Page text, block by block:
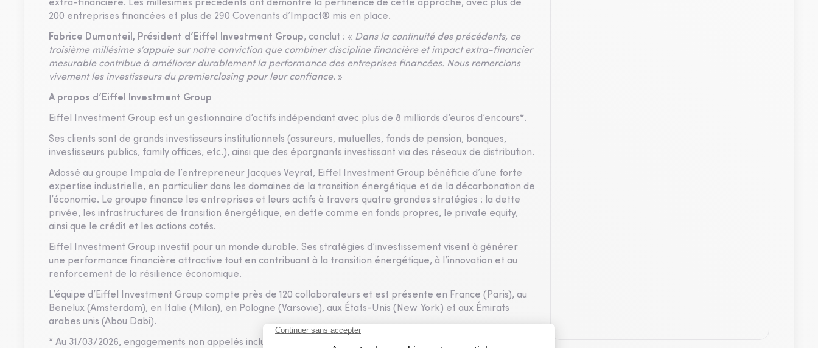
extra-financière. Les millésimes précédents ont démontré la pertinence de cette approche, avec plus de
200 entreprises financées et plus de 290 Covenants d’Impact® mis en place.
Fabrice Dumonteil, Président d’Eiffel Investment Group, conclut : « Dans la continuité des précédents, ce
troisième millésime s’appuie sur notre conviction que combiner discipline financière et impact extra-financier
mesurable contribue à améliorer durablement la performance des entreprises financées. Nous remercions
vivement les investisseurs du premierclosing pour leur confiance. »
A propos d’Eiffel Investment Group
Eiffel Investment Group est un gestionnaire d’actifs indépendant avec plus de 8 milliards d’euros d’encours*.
Ses clients sont de grands investisseurs institutionnels (assureurs, mutuelles, fonds de pension, banques,
investisseurs publics, family offices, etc.), ainsi que des épargnants investissant via des réseaux de distribution.
Adossé au groupe Impala de l’entrepreneur Jacques Veyrat, Eiffel Investment Group bénéficie d’une forte
expertise industrielle, en particulier dans les domaines de la transition énergétique et de la décarbonation de
l’économie. Le groupe finance les entreprises et leurs actifs à travers quatre grandes stratégies : la dette
privée, les infrastructures de transition énergétique, en dette comme en fonds propres, le private equity,
ainsi que le crédit et les actions cotés.
Eiffel Investment Group investit pour un monde durable. Ses stratégies d’investissement visent à générer
une performance financière attractive tout en contribuant à la transition énergétique, à l’innovation et au
renforcement de la résilience économique.
L’équipe d’Eiffel Investment Group compte près de 120 collaborateurs et est présente en France (Paris), au
Benelux (Amsterdam), en Italie (Milan), en Pologne (Varsovie), aux États-Unis (New York) et aux Émirats
arabes unis (Abou Dabi).
* Au 31/03/2026, engagements non appelés inclus.